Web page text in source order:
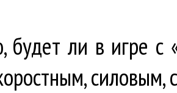
будет ли в игре с